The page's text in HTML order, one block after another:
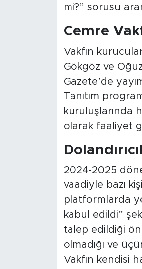
mi?” sorusu
Cemre
Vakfın
Gökgöz ve
Gazete’de
Tanıtım
kuruluşlarında
olarak faaliyet
2024-2025
vaadiyle bazı
platformlarda
kabul edildi”
talep edildiği
olmadığı ve
Vakfın kendisi